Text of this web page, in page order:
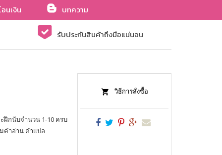
นเงิน
บทความ
รับประกันสินค้าถึงมือแน่นอน
ฝึกนับจำนวน 1-10 ครบ
คำอ่าน คำแปล
วิธีการสั่งซื้อ